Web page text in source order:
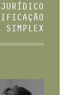
SIMPLEX